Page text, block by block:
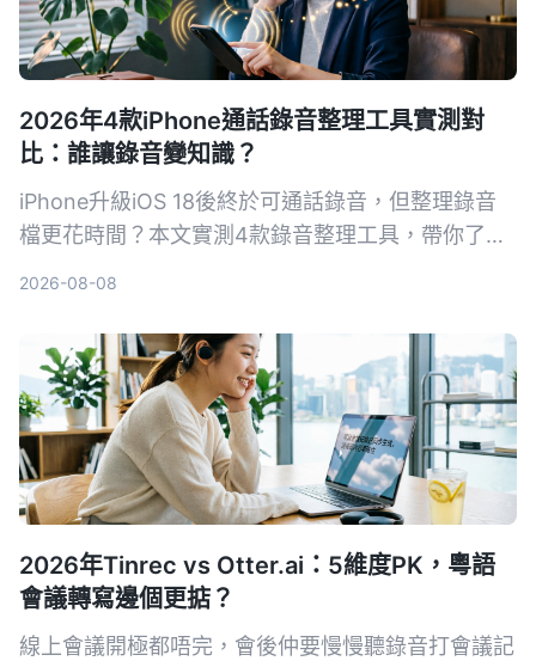
2026年4款iPhone通話錄音整理工具實測對
比：誰讓錄音變知識？
iPhone升級iOS 18後終於可通話錄音，但整理錄音
檔更花時間？本文實測4款錄音整理工具，帶你了解
2026-08-08
2026年Tinrec vs Otter.ai：5維度PK，粵語
會議轉寫邊個更掂？
線上會議開極都唔完，會後仲要慢慢聽錄音打會議記